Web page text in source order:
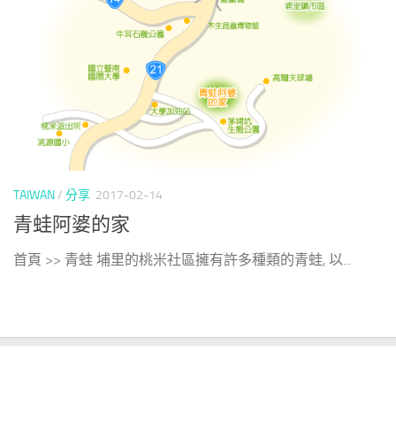
TAIWAN/ 分享 2017-02-14
青蛙阿婆的家
首頁 >> 青蛙 埔里的桃米社區擁有許多種類的青蛙, 以...